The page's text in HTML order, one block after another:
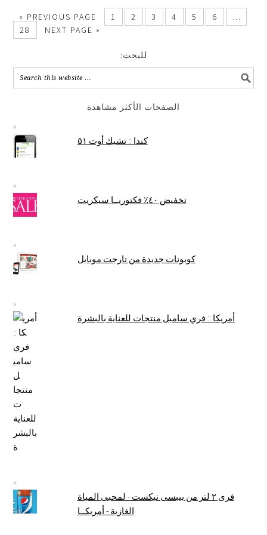
window)
« PREVIOUS PAGE 1 2 3 4 5 6
…
28
NEXT PAGE »
:للبحث
الصفحات الأكثر مشاهدة
كندا :: تشيك أوت ٥١
تخفيض ٤٠٪ فكتوريــا سيكريت
كوبونات جديدة من تارجت موبايل
أمريكا :: فري سامبل منتجات للعناية بالبشرة
فرى ٢ لتر من بيبسى نيكست - لمحبى المياة
الغازية - أمريكــا